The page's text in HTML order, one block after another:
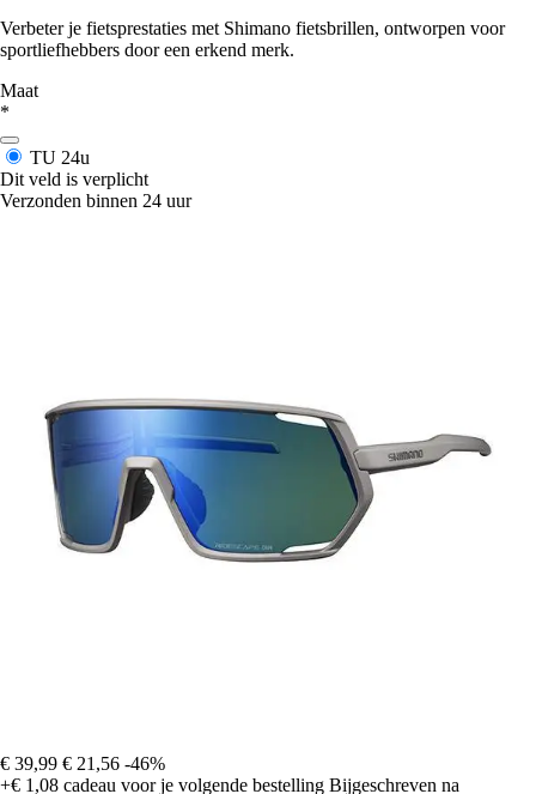
Verbeter je fietsprestaties met Shimano fietsbrillen, ontworpen voor
sportliefhebbers door een erkend merk.
Maat
*
TU 24u
Dit veld is verplicht
Verzonden binnen 24 uur
€ 39,99 € 21,56 -46%
+€ 1,08 cadeau voor je volgende bestelling Bijgeschreven na